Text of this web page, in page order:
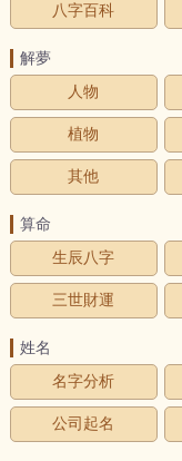
八字百科
解夢
人物
植物
其他
算命
生辰八字
三世財運
姓名
名字分析
公司起名